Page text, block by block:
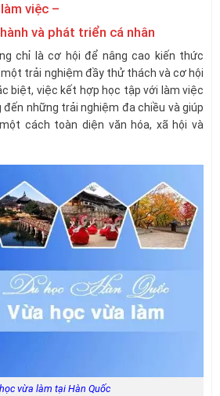
việc –
và phát triển cá nhân
chỉ là cơ hội để nâng cao kiến thức
trải nghiệm đầy thử thách và cơ hội
biệt, việc kết hợp học tập với làm việc
những trải nghiệm đa chiều và giúp
cách toàn diện văn hóa, xã hội và
vừa làm tại Hàn Quốc